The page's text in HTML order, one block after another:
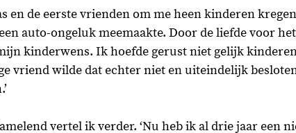
en de eerste vrienden om me heen kinderen
auto-ongeluk meemaakte. Door de liefde voor
kinderwens. Ik hoefde gerust niet gelijk
vriend wilde dat echter niet en uiteindelijk
vertel ik verder. ‘Nu heb ik al drie jaar een